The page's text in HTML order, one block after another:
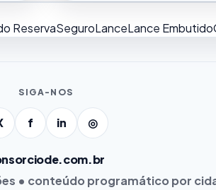
ReservaSeguroLanceLance Embutido
SIGA-NOS
f in ◎
• conteúdo programático por